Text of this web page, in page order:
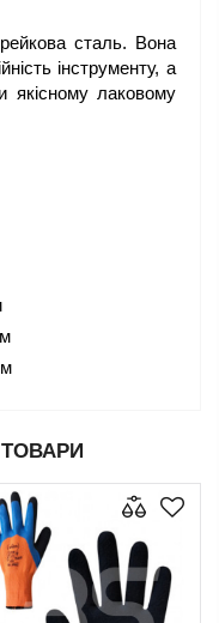
сталь. Вона
інструменту, а
якісному лаковому